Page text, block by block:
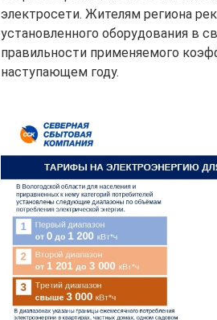
электросети. Жителям региона
установленного оборудования в
правильности применяемого
наступающем году.